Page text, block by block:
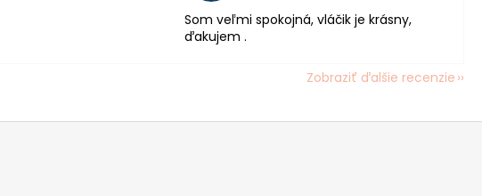
Som veľmi spokojná, vláčik je krásny,
ďakujem .
Zobraziť ďalšie recenzie